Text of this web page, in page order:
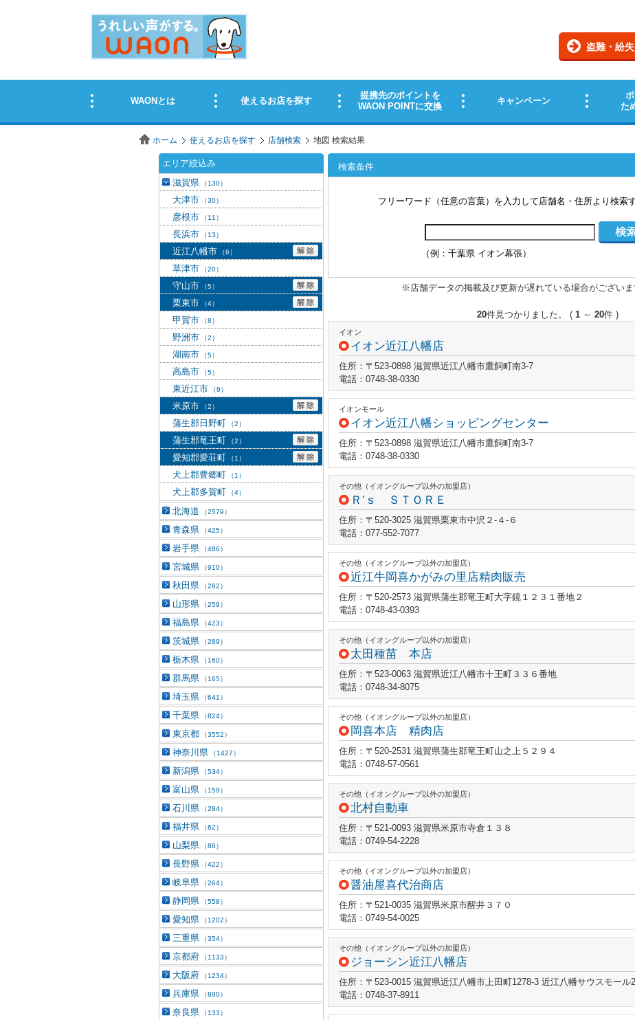
ホーム 使えるお店を探す 店舗検索 地図 検索結果
検索条件
フリーワード（任意の言葉）を入力して店舗名・住所より検索
（例：千葉県 イオン幕張）
※店舗データの掲載及び更新が遅れている場合がございま
20件見つかりました。 ( 1 ～ 20件 )
イオン
イオン近江八幡店
住所：〒523-0898 滋賀県近江八幡市鷹飼町南3-7
電話：0748-38-0330
イオンモール
イオン近江八幡ショッピングセンター
住所：〒523-0898 滋賀県近江八幡市鷹飼町南3-7
電話：0748-38-0330
その他（イオングループ以外の加盟店）
Ｒ’ｓ ＳＴＯＲＥ
住所：〒520-3025 滋賀県栗東市中沢２‐４‐６
電話：077-552-7077
その他（イオングループ以外の加盟店）
近江牛岡喜かがみの里店精肉販売
住所：〒520-2573 滋賀県蒲生郡竜王町大字鏡１２３１番地２
電話：0748-43-0393
その他（イオングループ以外の加盟店）
太田種苗 本店
住所：〒523-0063 滋賀県近江八幡市十王町３３６番地
電話：0748-34-8075
その他（イオングループ以外の加盟店）
岡喜本店 精肉店
住所：〒520-2531 滋賀県蒲生郡竜王町山之上５２９４
電話：0748-57-0561
その他（イオングループ以外の加盟店）
北村自動車
住所：〒521-0093 滋賀県米原市寺倉１３８
電話：0749-54-2228
その他（イオングループ以外の加盟店）
醤油屋喜代治商店
住所：〒521-0035 滋賀県米原市醒井３７０
電話：0749-54-0025
その他（イオングループ以外の加盟店）
ジョーシン近江八幡店
住所：〒523-0015 滋賀県近江八幡市上田町1278-3 近江八幡サウスモール
電話：0748-37-8911
エリア絞込み
滋賀県
（130）
大津市 （30）
彦根市 （11）
長浜市 （13）
近江八幡市 （6）
草津市 （20）
守山市 （5）
栗東市 （4）
甲賀市 （8）
野洲市 （2）
湖南市 （5）
高島市 （5）
東近江市 （9）
米原市 （2）
蒲生郡日野町 （2）
蒲生郡竜王町 （2）
愛知郡愛荘町 （1）
犬上郡豊郷町 （1）
犬上郡多賀町 （4）
北海道 （2579）
青森県 （425）
岩手県 （486）
宮城県 （910）
秋田県 （282）
山形県 （259）
福島県 （423）
茨城県 （289）
栃木県 （160）
群馬県 （165）
埼玉県 （641）
千葉県 （824）
東京都 （3552）
神奈川県 （1427）
新潟県 （534）
富山県 （159）
石川県 （284）
福井県 （62）
山梨県 （86）
長野県 （422）
岐阜県 （264）
静岡県 （558）
愛知県 （1202）
三重県 （354）
京都府 （1133）
大阪府 （1234）
兵庫県 （890）
奈良県 （133）